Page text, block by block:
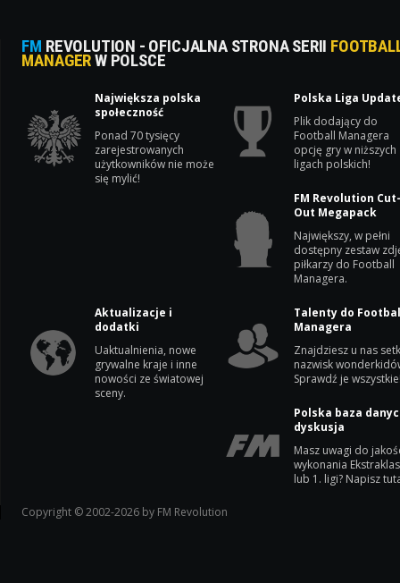
FM REVOLUTION - OFICJALNA STRONA SERII
MANAGERW POLSCE
Największa polska
społeczność
Ponad 70 tysięcy
zarejestrowanych
użytkowników nie może
się mylić!
Polska Liga
Plik dodający do
Football Managera
opcję gry w niższych
ligach polskich!
FM Revolution
Out Megapack
Największy, w pełni
dostępny zestaw
piłkarzy do Football
Managera.
Aktualizacje i
dodatki
Uaktualnienia, nowe
grywalne kraje i inne
nowości ze światowej
sceny.
Talenty do
Managera
Znajdziesz u nas
nazwisk
Sprawdź je
Polska baza
dyskusja
Masz uwagi do
wykonania
lub 1. ligi? Napisz
Copyright © 2002-2026 by FM Revolution